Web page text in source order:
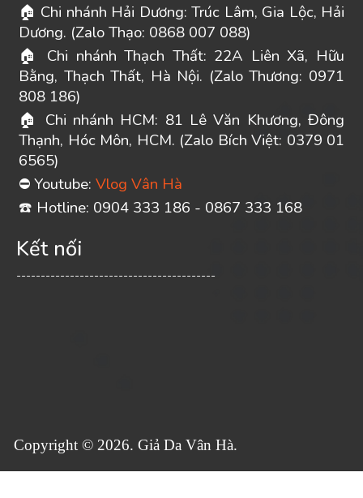
🏠 Chi nhánh Hải Dương: Trúc Lâm, Gia Lộc, Hải
Dương. (Zalo Thạo: 0868 007 088)
🏠 Chi nhánh Thạch Thất: 22A Liên Xã, Hữu
Bằng, Thạch Thất, Hà Nội. (Zalo Thương: 0971
808 186)
🏠
Chi nhánh HCM: 81 Lê Văn Khương, Đông
Thạnh, Hóc Môn, HCM. (Zalo Bích Việt: 0379 01
6565)
⛔ Youtube: Vlog Vân Hà
☎ ️ Hotline: 0904 333 186 - 0867 333 168
Kết nối
-----------------------------------------
Copyright © 2026. Giả Da Vân Hà.